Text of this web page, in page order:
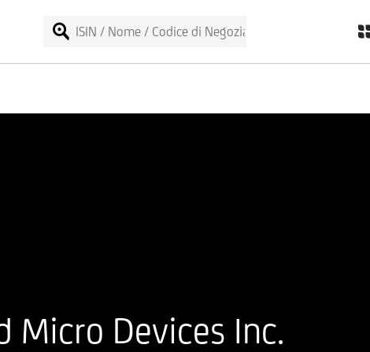
Micro Devices Inc.